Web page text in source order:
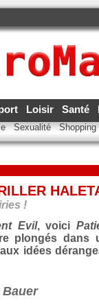
Loisir Santé
Sexualité Shopping
!
Evil, voici
plongés dans
idées